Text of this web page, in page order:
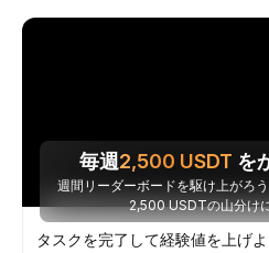
毎週2,500 USDT を
週間リーダーボードを駆け上がろ
2,500 USDTの山分け
タスクを完了して経験値を上げよ